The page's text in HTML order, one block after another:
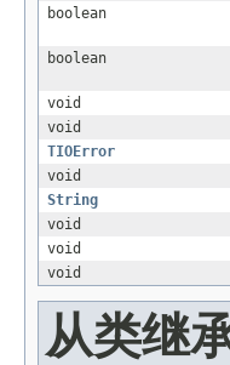
boolean
boolean
void
void
TIOError
void
String
void
void
void
从类继